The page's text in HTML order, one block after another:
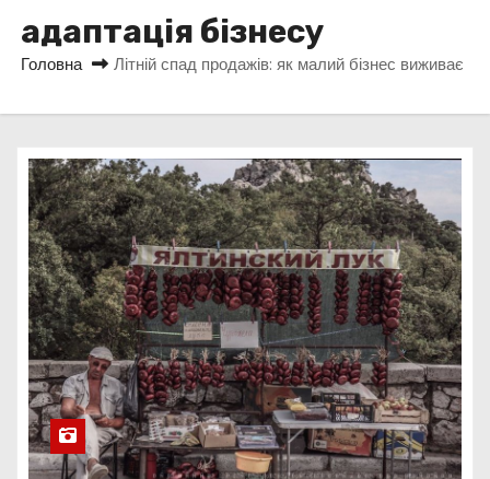
адаптація бізнесу
Головна Літній спад продажів: як малий бізнес виживає